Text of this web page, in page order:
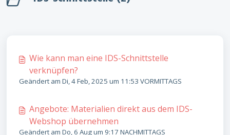
Wie kann man eine IDS-Schnittstelle
verknüpfen?
Geändert am Di, 4 Feb, 2025 um 11:53 VORMITTAGS
Angebote: Materialien direkt aus dem IDS-
Webshop übernehmen
Geändert am Do, 6 Aug um 9:17 NACHMITTAGS